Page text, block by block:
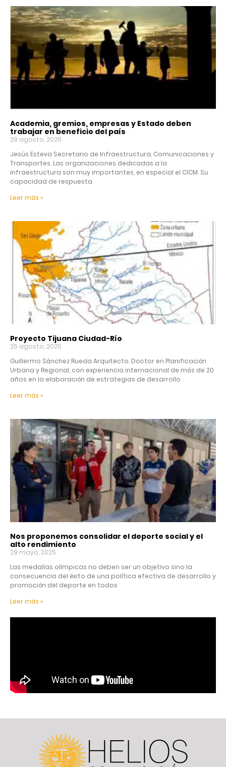
Academia, gremios, empresas y Estado deben
trabajar en beneficio del país
29 agosto, 2025
Jesús Esteva Secretario de Infraestructura, Comunicaciones y
Transportes. Las organizaciones dedicadas a la
infraestructura son muy importantes, en especial el CICM. Su
capacidad de respuesta
Leer más »
Proyecto Tijuana Ciudad-Río
25 agosto, 2025
Guillermo Sánchez Rueda Arquitecto. Doctor en Planificación
Urbana y Regional, con experiencia internacional de más de 20
años en la elaboración de estrategias de desarrollo
Leer más »
Nos proponemos consolidar el deporte social y el
alto rendimiento
29 mayo, 2025
Las medallas olímpicas no deben ser un objetivo sino la
consecuencia del éxito de una política efectiva de desarrollo y
promoción del deporte en todos
Leer más »